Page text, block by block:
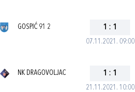
07.11.2021. 09:00
GOSPIĆ 91 2 1 : 1
21.11.2021. 10:00
NK DRAGOVOLJAC 1 : 1